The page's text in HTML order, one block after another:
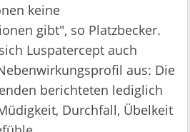
keine
gibt", so Platzbecker.
Luspatercept auch
aus: Die
berichteten lediglich
Durchfall, Übelkeit